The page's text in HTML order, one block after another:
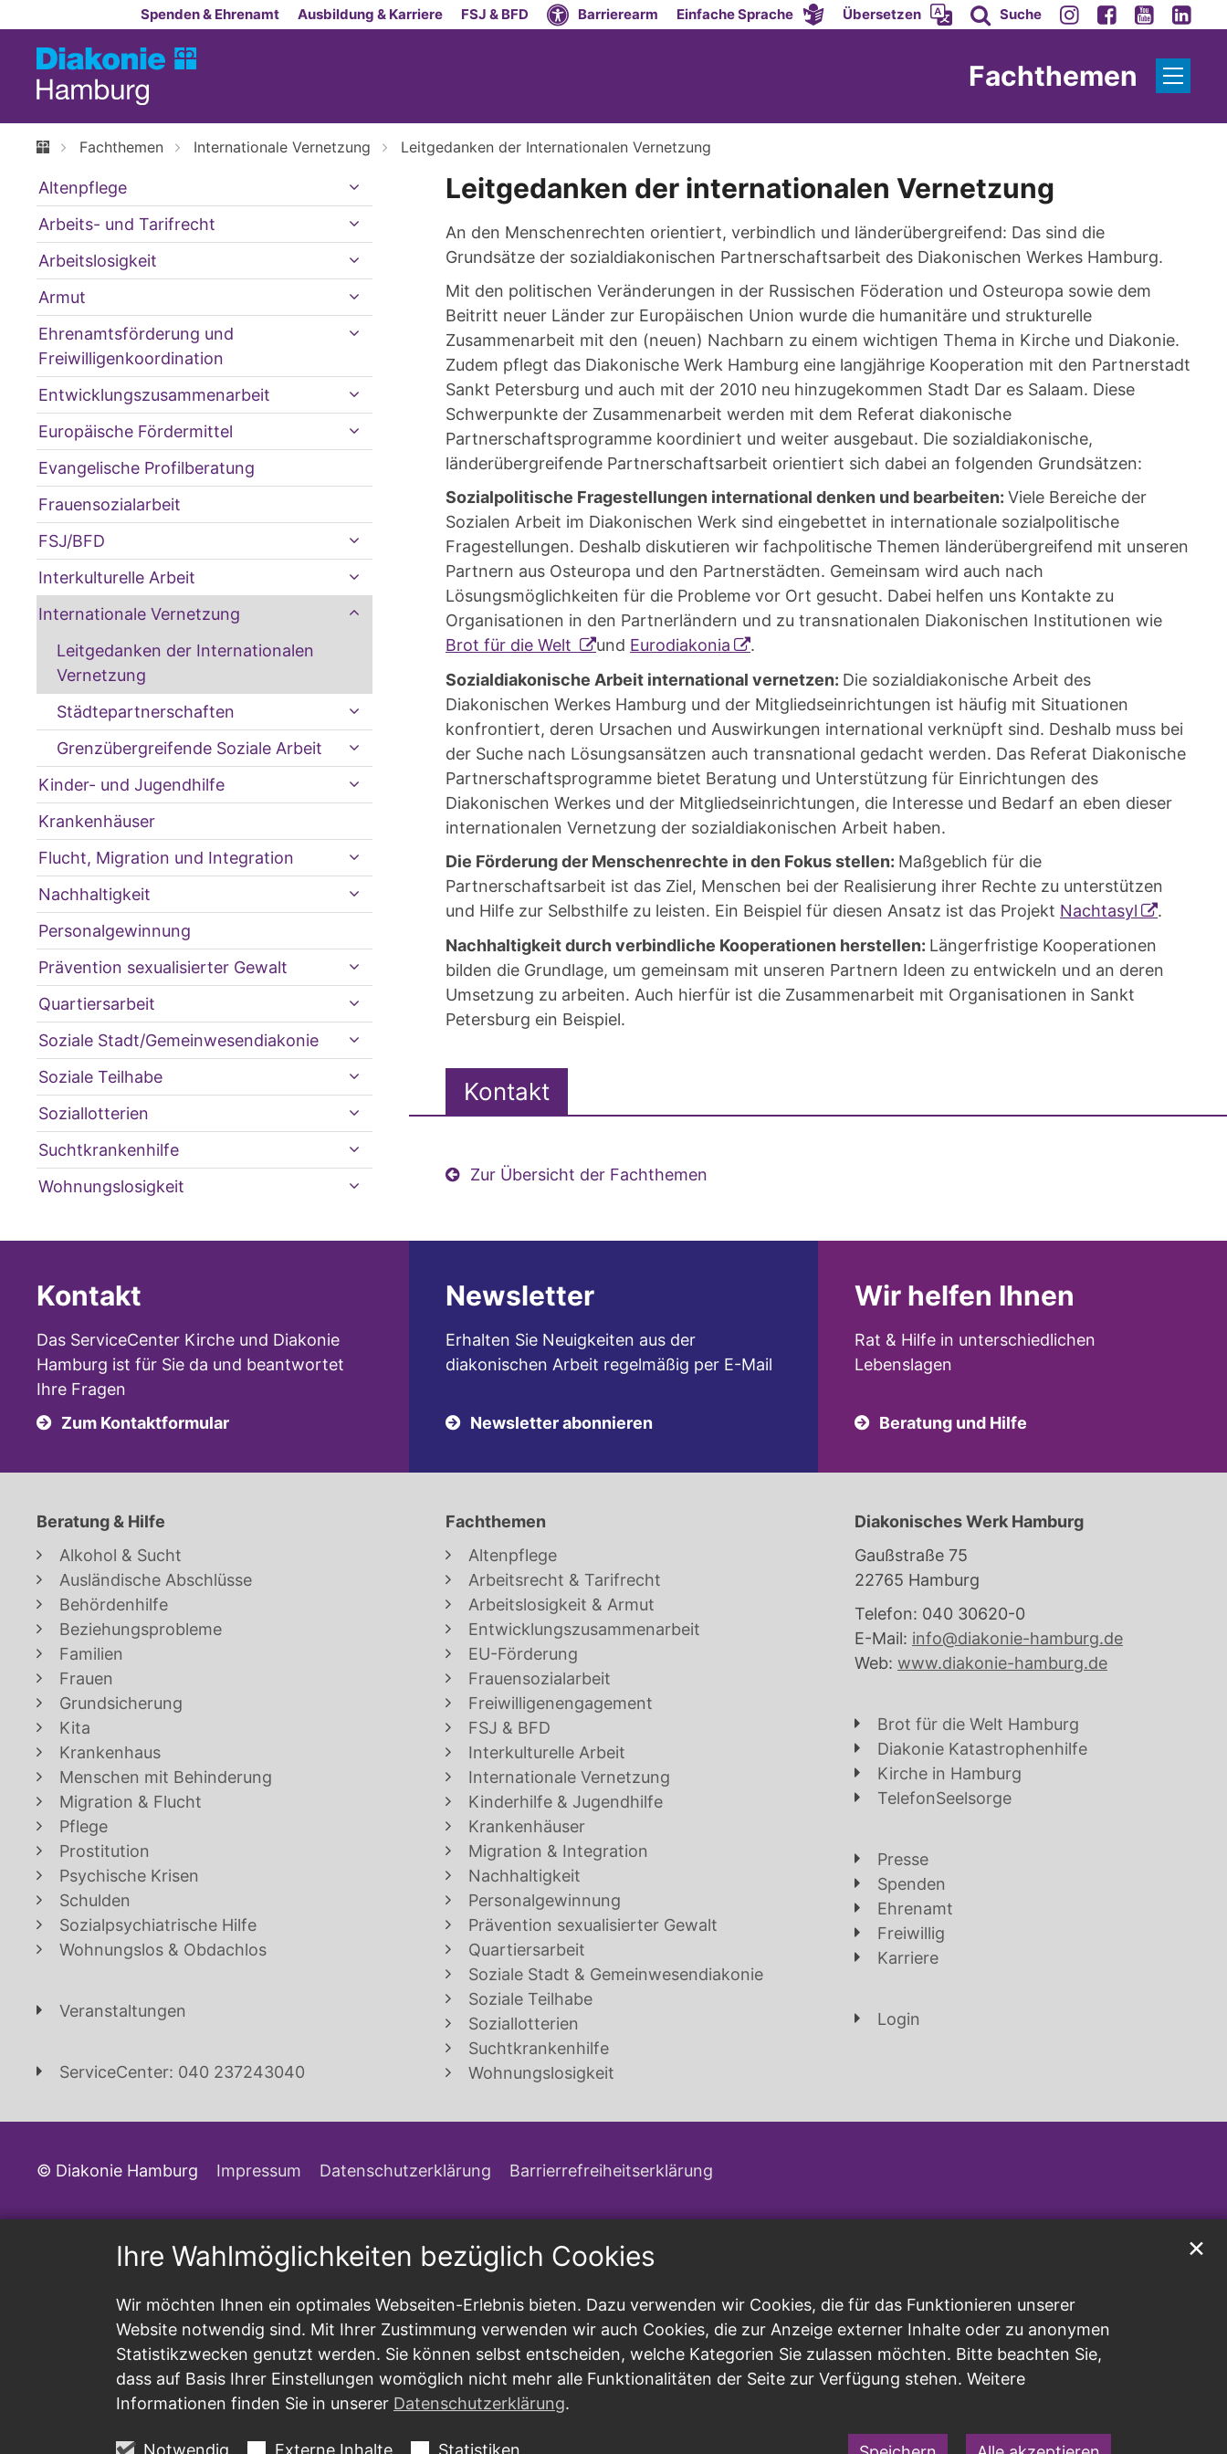
Ihre Wahlmöglichkeiten bezüglich Cookies
Wir möchten Ihnen ein optimales Webseiten-Erlebnis bieten. Dazu verwenden wir Cookies, die für das Funktionieren unserer
Website notwendig sind. Mit Ihrer Zustimmung verwenden wir auch Cookies, die zur Anzeige externer Inhalte oder zu anonymen
Statistikzwecken genutzt werden. Sie können selbst entscheiden, welche Kategorien Sie zulassen möchten. Bitte beachten Sie,
dass auf Basis Ihrer Einstellungen womöglich nicht mehr alle Funktionalitäten der Seite zur Verfügung stehen. Weitere
Informationen finden Sie in unserer Datenschutzerklärung.
Notwendig Externe Inhalte Statistiken
✕
Zum Inhalt springenSpenden & Ehrenamt Ausbildung & Karriere FSJ & BFD Barrierearm Einfache Sprache Übersetzen Suche
Fachthemen
Fachthemen Internationale Vernetzung Leitgedanken der Internationalen Vernetzung
Leitgedanken der internationalen Vernetzung
An den Menschenrechten orientiert, verbindlich und länderübergreifend: Das sind die
Grundsätze der sozialdiakonischen Partnerschaftsarbeit des Diakonischen Werkes Hamburg.
Mit den politischen Veränderungen in der Russischen Föderation und Osteuropa sowie dem
Beitritt neuer Länder zur Europäischen Union wurde die humanitäre und strukturelle
Zusammenarbeit mit den (neuen) Nachbarn zu einem wichtigen Thema in Kirche und Diakonie.
Zudem pflegt das Diakonische Werk Hamburg eine langjährige Kooperation mit den Partnerstadt
Sankt Petersburg und auch mit der 2010 neu hinzugekommen Stadt Dar es Salaam. Diese
Schwerpunkte der Zusammenarbeit werden mit dem Referat diakonische
Partnerschaftsprogramme koordiniert und weiter ausgebaut. Die sozialdiakonische,
länderübergreifende Partnerschaftsarbeit orientiert sich dabei an folgenden Grundsätzen:
Sozialpolitische Fragestellungen international denken und bearbeiten: Viele Bereiche der
Sozialen Arbeit im Diakonischen Werk sind eingebettet in internationale sozialpolitische
Fragestellungen. Deshalb diskutieren wir fachpolitische Themen länderübergreifend mit unseren
Partnern aus Osteuropa und den Partnerstädten. Gemeinsam wird auch nach
Lösungsmöglichkeiten für die Probleme vor Ort gesucht. Dabei helfen uns Kontakte zu
Organisationen in den Partnerländern und zu transnationalen Diakonischen Institutionen wie
Brot für die Welt
und Eurodiakonia
.
Sozialdiakonische Arbeit international vernetzen: Die sozialdiakonische Arbeit des
Diakonischen Werkes Hamburg und der Mitgliedseinrichtungen ist häufig mit Situationen
konfrontiert, deren Ursachen und Auswirkungen international verknüpft sind. Deshalb muss bei
der Suche nach Lösungsansätzen auch transnational gedacht werden. Das Referat Diakonische
Partnerschaftsprogramme bietet Beratung und Unterstützung für Einrichtungen des
Diakonischen Werkes und der Mitgliedseinrichtungen, die Interesse und Bedarf an eben dieser
internationalen Vernetzung der sozialdiakonischen Arbeit haben.
Die Förderung der Menschenrechte in den Fokus stellen: Maßgeblich für die
Partnerschaftsarbeit ist das Ziel, Menschen bei der Realisierung ihrer Rechte zu unterstützen
und Hilfe zur Selbsthilfe zu leisten. Ein Beispiel für diesen Ansatz ist das Projekt Nachtasyl
.
Nachhaltigkeit durch verbindliche Kooperationen herstellen: Längerfristige Kooperationen
bilden die Grundlage, um gemeinsam mit unseren Partnern Ideen zu entwickeln und an deren
Umsetzung zu arbeiten. Auch hierfür ist die Zusammenarbeit mit Organisationen in Sankt
Petersburg ein Beispiel.
Kontakt
Zur Übersicht der Fachthemen
Altenpflege
Arbeits- und Tarifrecht
Arbeitslosigkeit
Armut
Ehrenamtsförderung und
Freiwilligenkoordination
Entwicklungszusammenarbeit
Europäische Fördermittel
Evangelische Profilberatung
Frauensozialarbeit
FSJ/BFD
Interkulturelle Arbeit
Internationale Vernetzung
Leitgedanken der Internationalen
Vernetzung
Städtepartnerschaften
Grenzübergreifende Soziale Arbeit
Kinder- und Jugendhilfe
Krankenhäuser
Flucht, Migration und Integration
Nachhaltigkeit
Personalgewinnung
Prävention sexualisierter Gewalt
Quartiersarbeit
Soziale Stadt/Gemeinwesendiakonie
Soziale Teilhabe
Soziallotterien
Suchtkrankenhilfe
Wohnungslosigkeit
Kontakt
Das ServiceCenter Kirche und Diakonie
Hamburg ist für Sie da und beantwortet
Ihre Fragen
Zum Kontaktformular
Newsletter
Erhalten Sie Neuigkeiten aus der
diakonischen Arbeit regelmäßig per E-Mail
Newsletter abonnieren
Wir helfen Ihnen
Rat & Hilfe in unterschiedlichen
Lebenslagen
Beratung und Hilfe
Beratung & Hilfe
Alkohol & Sucht
Ausländische Abschlüsse
Behördenhilfe
Beziehungsprobleme
Familien
Frauen
Grundsicherung
Kita
Krankenhaus
Menschen mit Behinderung
Migration & Flucht
Pflege
Prostitution
Psychische Krisen
Schulden
Sozialpsychiatrische Hilfe
Wohnungslos & Obdachlos
Veranstaltungen
ServiceCenter: 040 237243040
Fachthemen
Altenpflege
Arbeitsrecht & Tarifrecht
Arbeitslosigkeit & Armut
Entwicklungszusammenarbeit
EU-Förderung
Frauensozialarbeit
Freiwilligenengagement
FSJ & BFD
Interkulturelle Arbeit
Internationale Vernetzung
Kinderhilfe & Jugendhilfe
Krankenhäuser
Migration & Integration
Nachhaltigkeit
Personalgewinnung
Prävention sexualisierter Gewalt
Quartiersarbeit
Soziale Stadt & Gemeinwesendiakonie
Soziale Teilhabe
Soziallotterien
Suchtkrankenhilfe
Wohnungslosigkeit
Diakonisches Werk Hamburg
Gaußstraße 75
22765 Hamburg
Telefon: 040 30620-0
E-Mail: info@diakonie-hamburg.de
Web: www.diakonie-hamburg.de
Brot für die Welt Hamburg
Diakonie Katastrophenhilfe
Kirche in Hamburg
TelefonSeelsorge
Presse
Spenden
Ehrenamt
Freiwillig
Karriere
Login
© Diakonie Hamburg Impressum Datenschutzerklärung Barrierrefreiheitserklärung